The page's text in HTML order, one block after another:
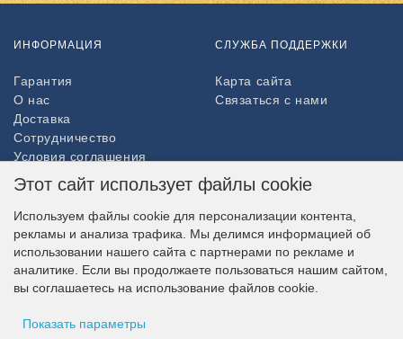
ИНФОРМАЦИЯ
Гарантия
О нас
Доставка
Сотрудничество
Условия соглашения
Возврат товара
СЛУЖБА ПОДДЕРЖКИ
Карта сайта
Связаться с нами
Партнёры
НАШ МАГАЗИН В СОЦСЕТЯХ
Этот сайт использует файлы cookie
Используем файлы cookie для персонализации контента,
рекламы и анализа трафика. Мы делимся информацией об
использовании нашего сайта с партнерами по рекламе и
аналитике. Если вы продолжаете пользоваться нашим сайтом,
вы соглашаетесь на использование файлов cookie.
Показать параметры